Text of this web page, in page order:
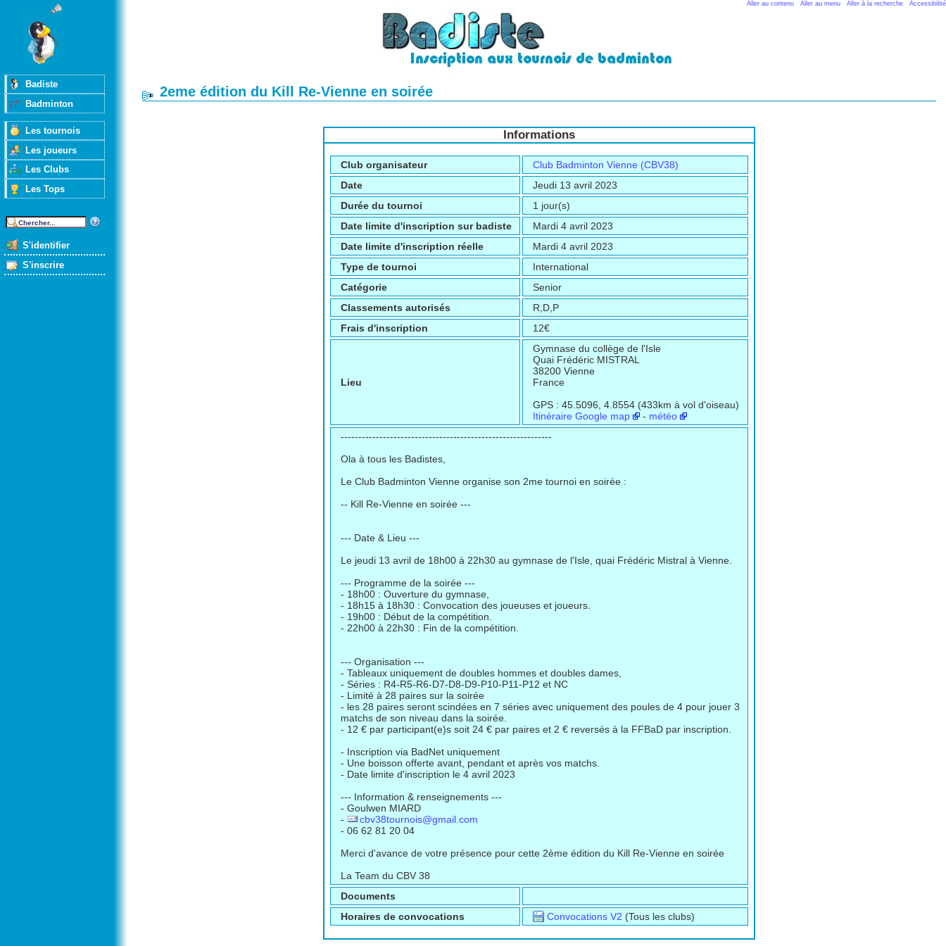
Aller au contenu Aller au menu Aller à la recherche Accessibilité
Badiste
Badminton
Les tournois
Les joueurs
Les Clubs
Les Tops
S'identifier
S'inscrire
2eme édition du Kill Re-Vienne en soirée
Informations
Club organisateur
Club Badminton Vienne (CBV38)
Date
Jeudi 13 avril 2023
Durée du tournoi
1 jour(s)
Date limite d'inscription sur badiste
Mardi 4 avril 2023
Date limite d'inscription réelle
Mardi 4 avril 2023
Type de tournoi
International
Catégorie
Senior
Classements autorisés
R,D,P
Frais d'inscription
12€
Lieu
Gymnase du collège de l'Isle
Quai Frédéric MISTRAL
38200 Vienne
France
GPS : 45.5096, 4.8554 (433km à vol d'oiseau)
Itinéraire Google map
- météo
------------------------------------------------------------
Ola à tous les Badistes,
Le Club Badminton Vienne organise son 2me tournoi en soirée :
-- Kill Re-Vienne en soirée ---
--- Date & Lieu ---
Le jeudi 13 avril de 18h00 à 22h30 au gymnase de l'Isle, quai Frédéric Mistral à Vienne.
--- Programme de la soirée ---
- 18h00 : Ouverture du gymnase,
- 18h15 à 18h30 : Convocation des joueuses et joueurs.
- 19h00 : Début de la compétition.
- 22h00 à 22h30 : Fin de la compétition.
--- Organisation ---
- Tableaux uniquement de doubles hommes et doubles dames,
- Séries : R4-R5-R6-D7-D8-D9-P10-P11-P12 et NC
- Limité à 28 paires sur la soirée
- les 28 paires seront scindées en 7 séries avec uniquement des poules de 4 pour jouer 3
matchs de son niveau dans la soirée.
- 12 € par participant(e)s soit 24 € par paires et 2 € reversés à la FFBaD par inscription.
- Inscription via BadNet uniquement
- Une boisson offerte avant, pendant et après vos matchs.
- Date limite d'inscription le 4 avril 2023
--- Information & renseignements ---
- Goulwen MIARD
-
cbv38tournois@gmail.com
- 06 62 81 20 04
Merci d'avance de votre présence pour cette 2ème édition du Kill Re-Vienne en soirée
La Team du CBV 38
Documents
Horaires de convocations
Convocations V2 (Tous les clubs)